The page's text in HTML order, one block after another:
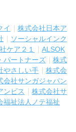
イ
株式会社日本ア
ソーシャルインク
ケア２１
ALSOK
パートナーズ
株式
やさしい手
株式会
会社サンガジャパン
ンビス
株式会社サ
福祉法人ノテ福祉